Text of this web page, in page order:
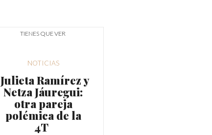
TIENES QUE VER
NOTICIAS
Julieta Ramírez y
Netza Jáuregui:
otra pareja
polémica de la
4T